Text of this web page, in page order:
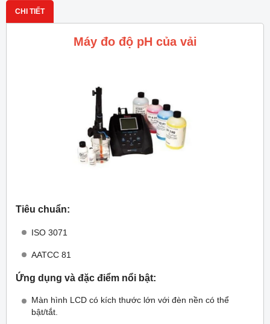
CHI TIẾT
Máy đo độ pH của vải
Tiêu chuẩn:
ISO 3071
AATCC 81
Ứng dụng và đặc điểm nổi bật:
Màn hình LCD có kích thước lớn với đèn nền có thể
bật/tắt.